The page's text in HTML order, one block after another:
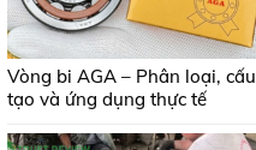
Vòng bi AGA – Phân loại, cấu
tạo và ứng dụng thực tế